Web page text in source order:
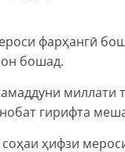
фарҳангӣ
бошад.
миллати
гирифта
ҳифзи